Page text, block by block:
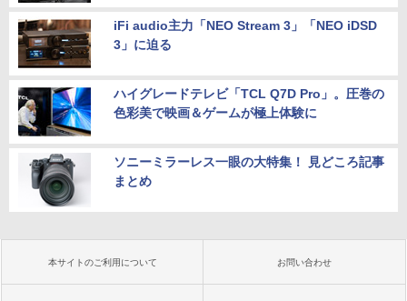
iFi audio主力「NEO Stream 3」「NEO iDSD
3」に迫る
ハイグレードテレビ「TCL Q7D Pro」。圧巻の
色彩美で映画＆ゲームが極上体験に
ソニーミラーレス一眼の大特集！ 見どころ記事
まとめ
本サイトのご利用について お問い合わせ